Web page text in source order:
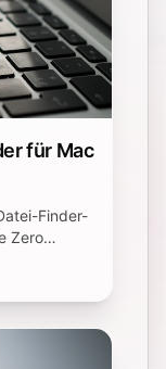
für Mac
Finder-
Zero